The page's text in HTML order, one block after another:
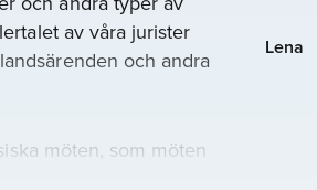
av våra jurister
och andra
möten, som möten
Lena